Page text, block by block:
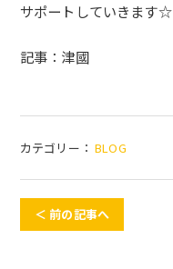
サポートしていきます☆
記事：津國
カテゴリー： BLOG
＜ 前の記事へ